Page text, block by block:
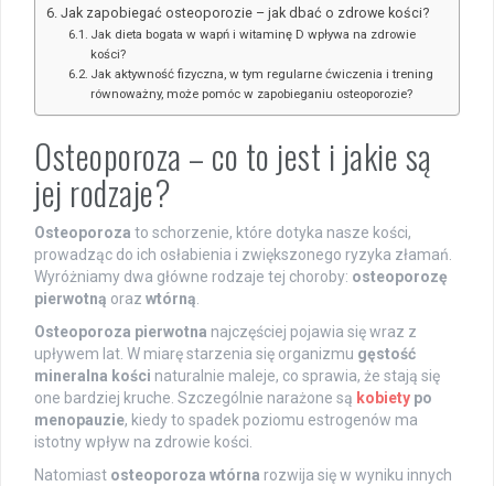
Jak zapobiegać osteoporozie – jak dbać o zdrowe kości?
Jak dieta bogata w wapń i witaminę D wpływa na zdrowie
kości?
Jak aktywność fizyczna, w tym regularne ćwiczenia i trening
równoważny, może pomóc w zapobieganiu osteoporozie?
Osteoporoza – co to jest i jakie są
jej rodzaje?
Osteoporoza to schorzenie, które dotyka nasze kości,
prowadząc do ich osłabienia i zwiększonego ryzyka złamań.
Wyróżniamy dwa główne rodzaje tej choroby: osteoporozę
pierwotną oraz wtórną
Osteoporoza pierwotna najczęściej pojawia się wraz z
upływem lat. W miarę starzenia się organizmu gęstość
mineralna kości naturalnie maleje, co sprawia, że stają się
one bardziej kruche. Szczególnie narażone są kobiety po
menopauzie, kiedy to spadek poziomu estrogenów ma
istotny wpływ na zdrowie kości.
Natomiast osteoporoza wtórna rozwija się w wyniku innych